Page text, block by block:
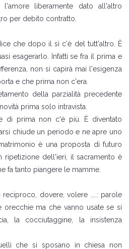
liberamente dato all'altro
per debito contratto.
che dopo il sì c'è del tutt'altro. È
esagerarlo. Infatti se fra il prima e
non si capirà mai l'esigenza
e che prima non c'era.
della parzialità precedente
prima solo intravista.
di prima non c'è più. È diventato
chiude un periodo e ne apre uno
è una proposta di futuro
ripetizione dell'ieri, il sacramento è
fa tanto piangere le mamme.
dovere, volere ....: parole
ma che vanno usate se si
la cocciutaggine, la insistenza
che si sposano in chiesa non